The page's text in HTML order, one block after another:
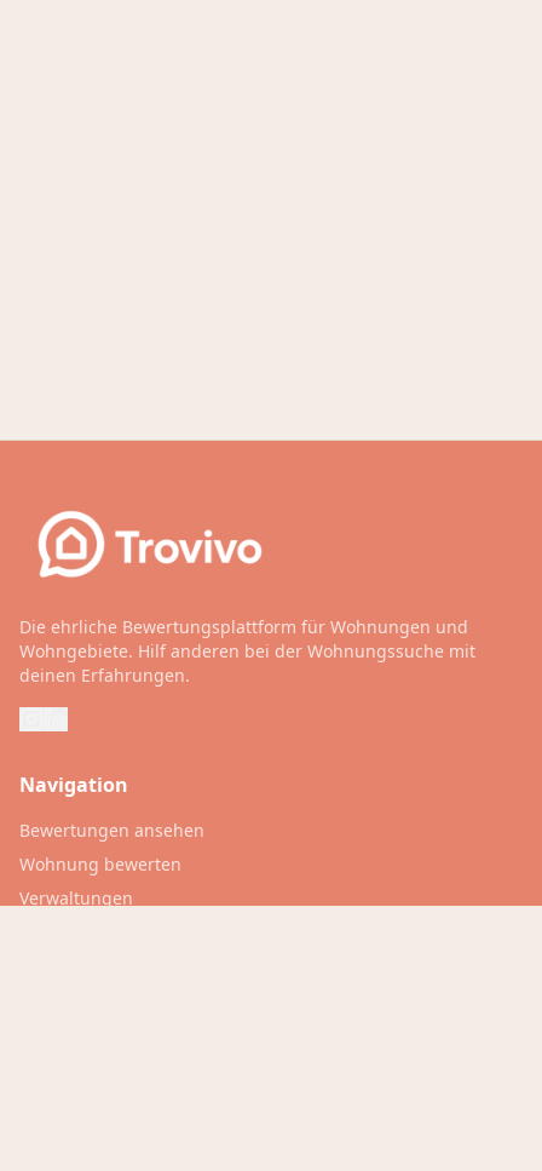
Die ehrliche Bewertungsplattform für Wohnungen und
Wohngebiete. Hilf anderen bei der Wohnungssuche mit
deinen Erfahrungen.
Navigation
Bewertungen ansehen
Wohnung bewerten
Verwaltungen